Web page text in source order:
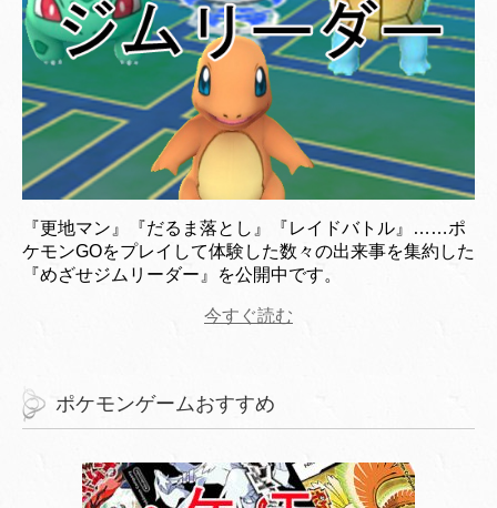
『更地マン』『だるま落とし』『レイドバトル』……ポ
ケモンGOをプレイして体験した数々の出来事を集約した
『めざせジムリーダー』を公開中です。
今すぐ読む
ポケモンゲームおすすめ